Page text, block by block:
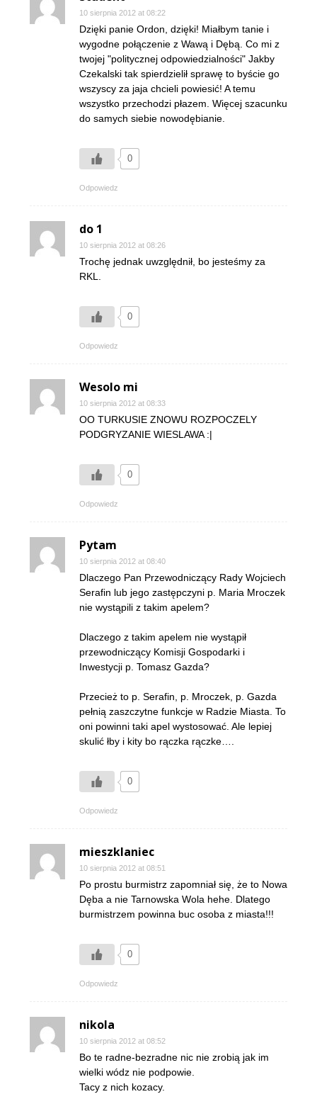
10 sierpnia 2012 at 08:22
Dzięki panie Ordon, dzięki! Miałbym tanie i
wygodne połączenie z Wawą i Dębą. Co mi z
twojej "politycznej odpowiedzialności" Jakby
Czekalski tak spierdzielił sprawę to byście go
wszyscy za jaja chcieli powiesić! A temu
wszystko przechodzi płazem. Więcej szacunku
do samych siebie nowodębianie.
0
Odpowiedz
do 1
10 sierpnia 2012 at 08:26
Trochę jednak uwzględnił, bo jesteśmy za
RKL.
0
Odpowiedz
Wesolo mi
10 sierpnia 2012 at 08:33
OO TURKUSIE ZNOWU ROZPOCZELY
PODGRYZANIE WIESLAWA :|
0
Odpowiedz
Pytam
10 sierpnia 2012 at 08:40
Dlaczego Pan Przewodniczący Rady Wojciech
Serafin lub jego zastępczyni p. Maria Mroczek
nie wystąpili z takim apelem?
Dlaczego z takim apelem nie wystąpił
przewodniczący Komisji Gospodarki i
Inwestycji p. Tomasz Gazda?
Przecież to p. Serafin, p. Mroczek, p. Gazda
pełnią zaszczytne funkcje w Radzie Miasta. To
oni powinni taki apel wystosować. Ale lepiej
skulić łby i kity bo rączka rączke….
0
Odpowiedz
mieszklaniec
10 sierpnia 2012 at 08:51
Po prostu burmistrz zapomniał się, że to Nowa
Dęba a nie Tarnowska Wola hehe. Dlatego
burmistrzem powinna buc osoba z miasta!!!
0
Odpowiedz
nikola
10 sierpnia 2012 at 08:52
Bo te radne-bezradne nic nie zrobią jak im
wielki wódz nie podpowie.
Tacy z nich kozacy.